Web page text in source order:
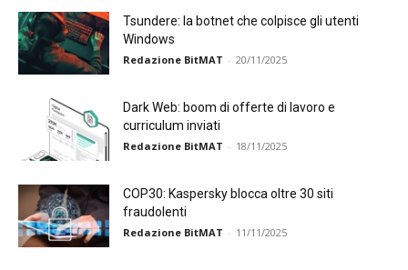
Tsundere: la botnet che colpisce gli utenti
Windows
Redazione BitMAT - 20/11/2025
Dark Web: boom di offerte di lavoro e
curriculum inviati
Redazione BitMAT - 18/11/2025
COP30: Kaspersky blocca oltre 30 siti
fraudolenti
Redazione BitMAT - 11/11/2025